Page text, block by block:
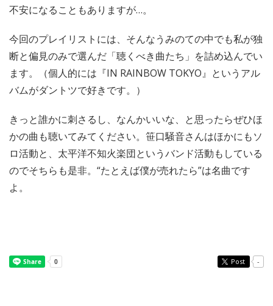
不安になることもありますが…。
今回のプレイリストには、そんなうみのての中でも私が独
断と偏見のみで選んだ「聴くべき曲たち」を詰め込んでい
ます。（個人的には『IN RAINBOW TOKYO』というアル
バムがダントツで好きです。）
きっと誰かに刺さるし、なんかいいな、と思ったらぜひほ
かの曲も聴いてみてください。笹口騒音さんはほかにもソ
ロ活動と、太平洋不知火楽団というバンド活動もしている
のでそちらも是非。“たとえば僕が売れたら”は名曲です
よ。
Post -